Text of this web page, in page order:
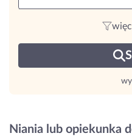
Niania lub opiekunka